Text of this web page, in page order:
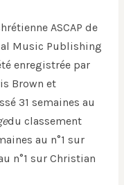
ASCAP de
Music Publishing
enregistrée par
Brown et
31 semaines au
du classement
au n°1 sur
n°1 sur Christian